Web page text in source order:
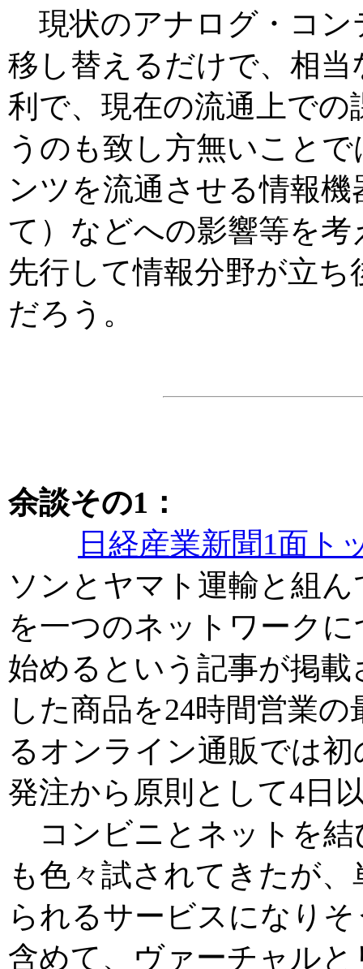
現状のアナログ・コン
移し替えるだけで、相
利で、現在の流通上で
うのも致し方無いこと
ンツを流通させる情報
て）などへの影響等を
先行して情報分野が立
だろう。
余談その1：
日経産業新聞1面ト
ソンとヤマト運輸と組
を一つのネットワーク
始めるという記事が掲
した商品を24時間営業
るオンライン通販では
発注から原則として4日
コンビニとネットを結
も色々試されてきたが
られるサービスになり
含めて、ヴァーチャル